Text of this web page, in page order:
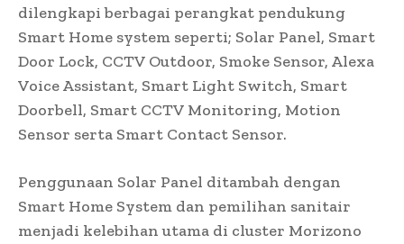
dilengkapi berbagai perangkat pendukung
Smart Home system seperti; Solar Panel, Smart
Door Lock, CCTV Outdoor, Smoke Sensor, Alexa
Voice Assistant, Smart Light Switch, Smart
Doorbell, Smart CCTV Monitoring, Motion
Sensor serta Smart Contact Sensor.
Penggunaan Solar Panel ditambah dengan
Smart Home System dan pemilihan sanitair
menjadi kelebihan utama di cluster Morizono